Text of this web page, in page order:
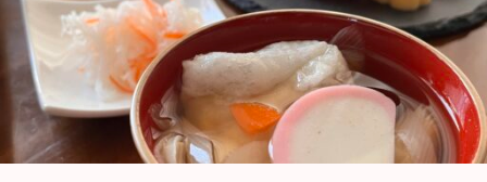
コ
ド
ナ
ン
で
味
わ